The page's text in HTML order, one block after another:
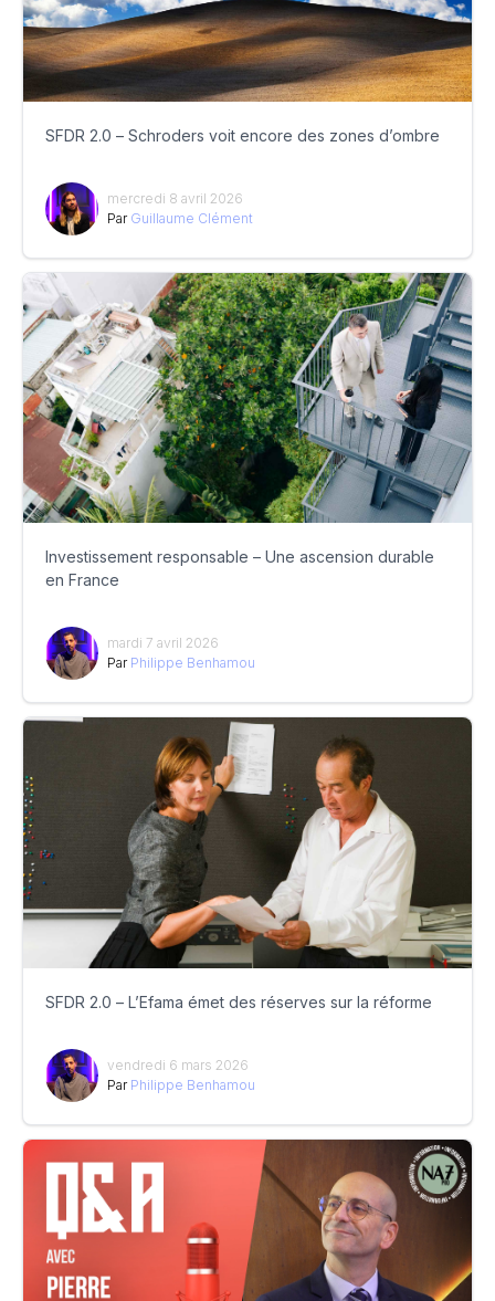
SFDR 2.0 – Schroders voit encore des zones d’ombre
mercredi 8 avril 2026
Par Guillaume Clément
Investissement responsable – Une ascension durable
en France
mardi 7 avril 2026
Par Philippe Benhamou
SFDR 2.0 – L’Efama émet des réserves sur la réforme
vendredi 6 mars 2026
Par Philippe Benhamou